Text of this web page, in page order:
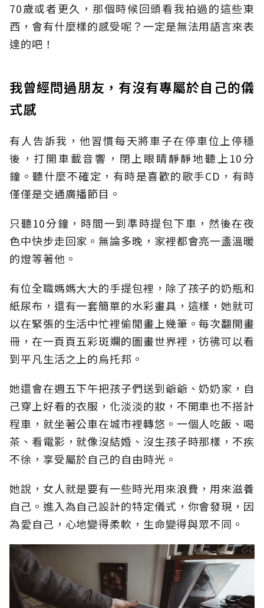
70歲或者更久，那個時候回頭看我拍過的這些東
西，會有什麼樣的感受呢？一定是無法用語言來表
達的吧！
我曾經問過朋友，有沒有專屬於自己的儀
式感
有人告訴我，他習慣每天將車子在停車位上停穩
後，打開車載音響，閉上眼睛靜靜地聽上10分
鐘。聽什麼不確定，有時是喜歡的歌手CD，有時
僅僅是交通廣播節目。
只聽10分鐘，時間一到準時提包下車，然後在夜
色中快步走回家。無論多晚，家裡都會亮一盞溫暖
的燈等著他。
有位全職媽媽大大的手提包裡，除了孩子的奶瓶和
紙尿布，還有一套簡單的水彩畫具，這樣，她就可
以在緊張的生活中忙裡偷閒畫上幾筆。每次翻開畫
冊，在一頁頁五彩斑斕的圖畫世界裡，彷彿可以看
到平凡生活之上的烏托邦。
她還會在週五下午把孩子們送到爺爺、奶奶家，自
己穿上好看的衣服，化淡淡的妝，不開車也不搭計
程車，就坐著公車在城市裡轉悠。一個人吃飯、喝
茶、看電影，就像沒結婚、沒生孩子時那樣，不疾
不徐，享受屬於自己的自由時光。
她說，女人就是要有一些時光用來浪費，用來滋養
自己。進入為自己設計的特定儀式，你會發現，因
為愛自己，心地變得柔軟，生命變得與眾不同。